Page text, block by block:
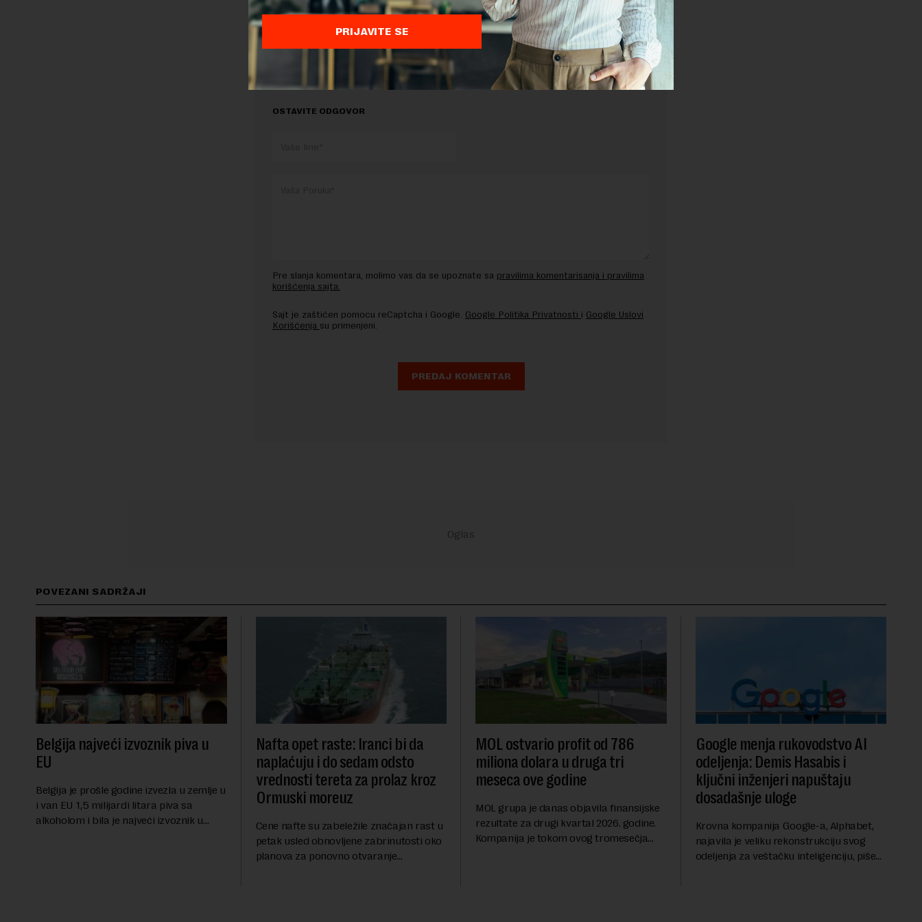
Preuzimanje delova teksta je dozvoljeno, ali uz obavezno navođenje izvora i uz postavljanje linka
OSTAVITE ODGOVOR
Pre slanja komentara, molimo vas da se upoznate sa pravilima komentarisanja i pravilima
korišćenja sajta.
Sajt je zaštićen pomocu reCaptcha i Google. Google Politika Privatnosti i Google Uslovi
Korišćenja su primenjeni.
POVEZANI SADRŽAJI
Belgija najveći izvoznik piva u
EU
Belgija je prošle godine izvezla u zemlje u
i van EU 1,5 milijardi litara piva sa
alkoholom i bila je najveći izvoznik u
Nafta opet raste: Iranci bi da
naplaćuju i do sedam odsto
vrednosti tereta za prolaz kroz
Ormuski moreuz
Cene nafte su zabeležile značajan rast u
petak usled obnovljene zabrinutosti oko
planova za ponovno otvaranje
MOL ostvario profit od 786
miliona dolara u druga tri
meseca ove godine
MOL grupa je danas objavila finansijske
rezultate za drugi kvartal 2026. godine.
Kompanija je tokom ovog tromesečja
Google menja rukovodstvo AI
odeljenja: Demis Hasabis i
ključni inženjeri napuštaju
dosadašnje uloge
Krovna kompanija Google-a, Alphabet,
najavila je veliku rekonstrukciju svog
odeljenja za veštačku inteligenciju, piše
PRIJAVITE SE